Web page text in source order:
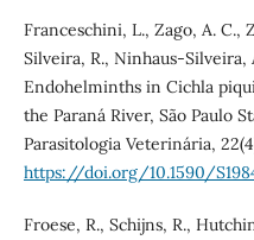
Franceschini, L., Zago, A. C.,
Silveira, R., Ninhaus-Silveira,
Endohelminths in Cichla
the Paraná River, São Paulo
Parasitologia Veterinária,
https://doi.org/10.1590/
Froese, R., Schijns, R.,